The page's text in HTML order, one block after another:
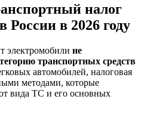
налог
России в 2026 году
электромобили не
транспортных средств
автомобилей, налоговая
методами, которые
вида ТС и его основных